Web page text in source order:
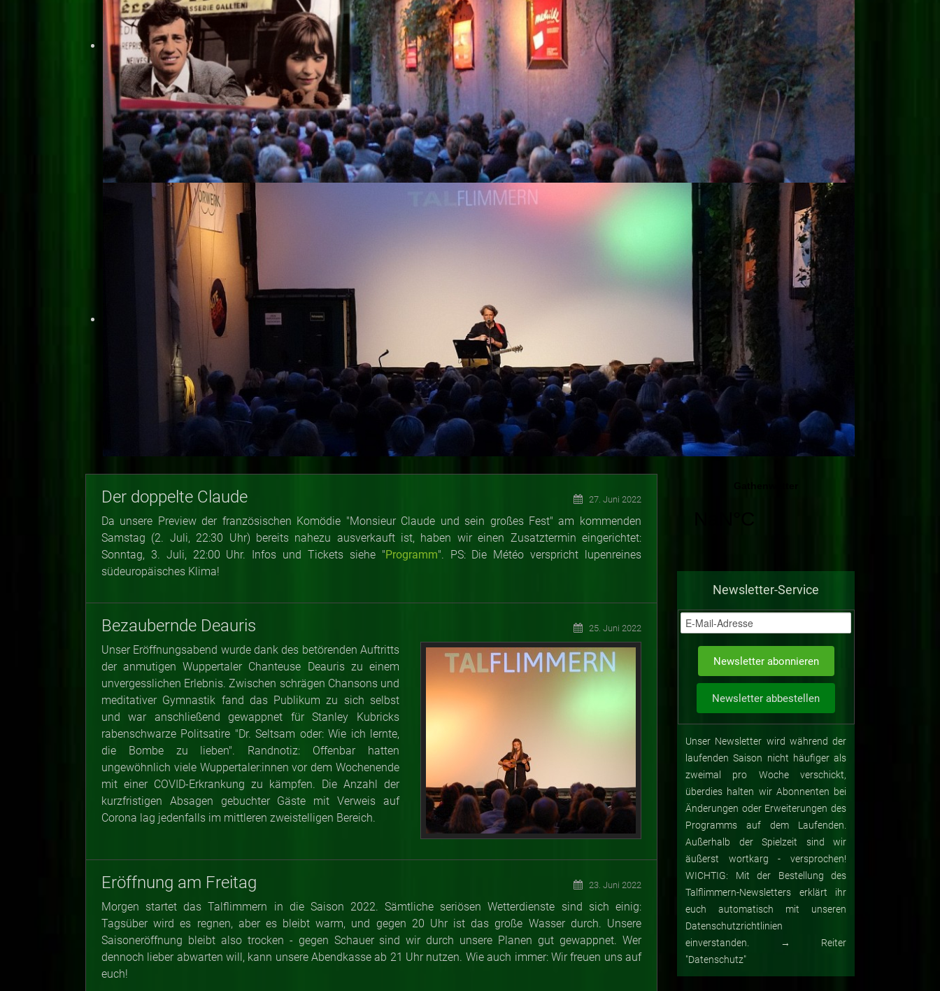
Der doppelte Claude 27. Juni 2022
Da unsere Preview der französischen Komödie "Monsieur Claude und sein großes Fest" am kommenden
Samstag (2. Juli, 22:30 Uhr) bereits nahezu ausverkauft ist, haben wir einen Zusatztermin eingerichtet:
Sonntag, 3. Juli, 22:00 Uhr. Infos und Tickets siehe " Programm". PS: Die Météo verspricht lupenreines
südeuropäisches Klima!
Bezaubernde Deauris 25. Juni 2022
Unser Eröffnungsabend wurde dank des betörenden Auftritts
der anmutigen Wuppertaler Chanteuse Deauris zu einem
unvergesslichen Erlebnis. Zwischen schrägen Chansons und
meditativer Gymnastik fand das Publikum zu sich selbst
und war anschließend gewappnet für Stanley Kubricks
rabenschwarze Politsatire "Dr. Seltsam oder: Wie ich lernte,
die Bombe zu lieben". Randnotiz: Offenbar hatten
ungewöhnlich viele Wuppertaler:innen vor dem Wochenende
mit einer COVID-Erkrankung zu kämpfen. Die Anzahl der
kurzfristigen Absagen gebuchter Gäste mit Verweis auf
Corona lag jedenfalls im mittleren zweistelligen Bereich.
Eröffnung am Freitag 23. Juni 2022
Morgen startet das Talflimmern in die Saison 2022. Sämtliche seriösen Wetterdienste sind sich einig:
Tagsüber wird es regnen, aber es bleibt warm, und gegen 20 Uhr ist das große Wasser durch. Unsere
Saisoneröffnung bleibt also trocken - gegen Schauer sind wir durch unsere Planen gut gewappnet. Wer
dennoch lieber abwarten will, kann unsere Abendkasse ab 21 Uhr nutzen. Wie auch immer: Wir freuen uns auf
euch!
Newsletter-Service
Unser Newsletter wird während der
laufenden Saison nicht häufiger als
zweimal pro Woche verschickt,
überdies halten wir Abonnenten bei
Änderungen oder Erweiterungen des
Programms auf dem Laufenden.
Außerhalb der Spielzeit sind wir
äußerst wortkarg - versprochen!
WICHTIG: Mit der Bestellung des
Talflimmern-Newsletters erklärt ihr
euch automatisch mit unseren
Datenschutzrichtlinien
einverstanden. → Reiter
"Datenschutz"